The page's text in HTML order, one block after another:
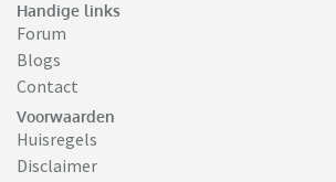
Handige links
Forum
Blogs
Contact
Voorwaarden
Huisregels
Disclaimer